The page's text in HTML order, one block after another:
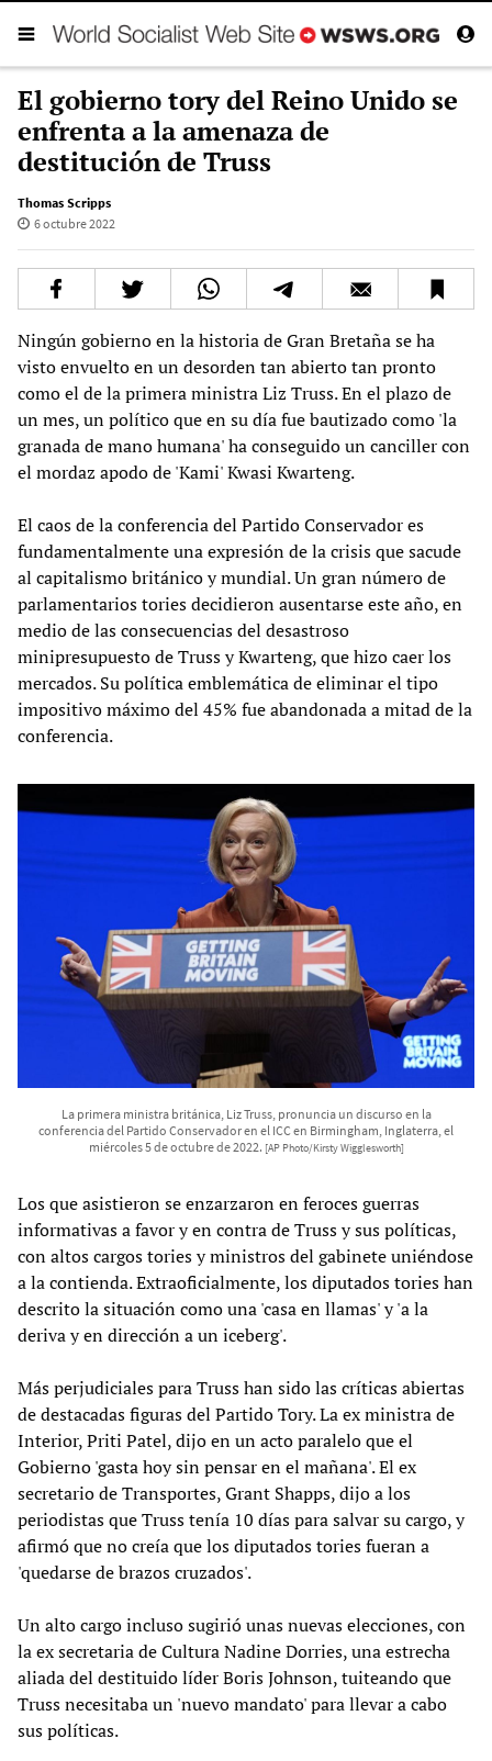
El gobierno tory del Reino Unido se
enfrenta a la amenaza de
destitución de Truss
Thomas Scripps
6 octubre 2022
Ningún gobierno en la historia de Gran Bretaña se ha
visto envuelto en un desorden tan abierto tan pronto
como el de la primera ministra Liz Truss. En el plazo de
un mes, un político que en su día fue bautizado como 'la
granada de mano humana' ha conseguido un canciller con
el mordaz apodo de 'Kami' Kwasi Kwarteng.
El caos de la conferencia del Partido Conservador es
fundamentalmente una expresión de la crisis que sacude
al capitalismo británico y mundial. Un gran número de
parlamentarios tories decidieron ausentarse este año, en
medio de las consecuencias del desastroso
minipresupuesto de Truss y Kwarteng, que hizo caer los
mercados. Su política emblemática de eliminar el tipo
impositivo máximo del 45% fue abandonada a mitad de la
conferencia.
La primera ministra británica, Liz Truss, pronuncia un discurso en la
conferencia del Partido Conservador en el ICC en Birmingham, Inglaterra, el
miércoles 5 de octubre de 2022. [AP Photo/Kirsty Wigglesworth]
Los que asistieron se enzarzaron en feroces guerras
informativas a favor y en contra de Truss y sus políticas,
con altos cargos tories y ministros del gabinete uniéndose
a la contienda. Extraoficialmente, los diputados tories han
descrito la situación como una 'casa en llamas' y 'a la
deriva y en dirección a un iceberg'.
Más perjudiciales para Truss han sido las críticas abiertas
de destacadas figuras del Partido Tory. La ex ministra de
Interior, Priti Patel, dijo en un acto paralelo que el
Gobierno 'gasta hoy sin pensar en el mañana'. El ex
secretario de Transportes, Grant Shapps, dijo a los
periodistas que Truss tenía 10 días para salvar su cargo, y
afirmó que no creía que los diputados tories fueran a
'quedarse de brazos cruzados'.
Un alto cargo incluso sugirió unas nuevas elecciones, con
la ex secretaria de Cultura Nadine Dorries, una estrecha
aliada del destituido líder Boris Johnson, tuiteando que
Truss necesitaba un 'nuevo mandato' para llevar a cabo
sus políticas.